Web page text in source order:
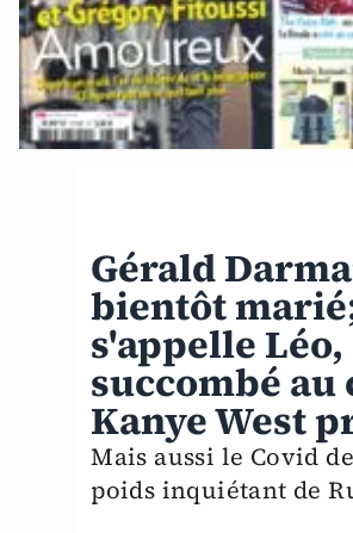
Gérald
bientôt
s'appelle
succombé au
Kanye West
Mais aussi le Covid
poids inquiétant de